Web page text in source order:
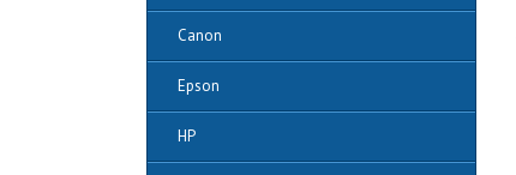
Canon
Epson
HP